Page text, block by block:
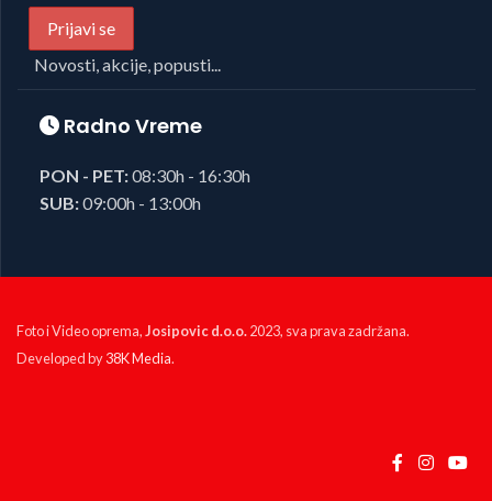
Novosti, akcije, popusti...
Radno Vreme
PON - PET:08:30h - 16:30h
SUB:09:00h - 13:00h
Foto i Video oprema,Josipovic d.o.o.2023, sva prava zadržana.
Developed by38K Media.